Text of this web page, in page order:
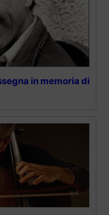
in memoria di